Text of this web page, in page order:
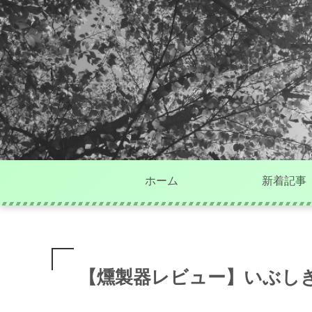
ホーム 新着記事
【燻製器レビュー】いぶ